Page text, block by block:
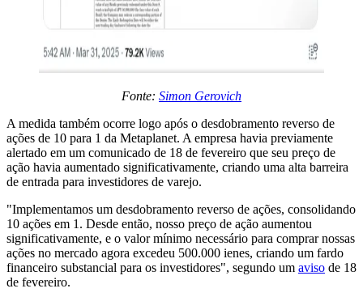
Fonte: Simon Gerovich
A medida também ocorre logo após o desdobramento reverso de
ações de 10 para 1 da Metaplanet. A empresa havia previamente
alertado em um comunicado de 18 de fevereiro que seu preço de
ação havia aumentado significativamente, criando uma alta barreira
de entrada para investidores de varejo.
"Implementamos um desdobramento reverso de ações, consolidando
10 ações em 1. Desde então, nosso preço de ação aumentou
significativamente, e o valor mínimo necessário para comprar nossas
ações no mercado agora excedeu 500.000 ienes, criando um fardo
financeiro substancial para os investidores", segundo um aviso de 18
de fevereiro.